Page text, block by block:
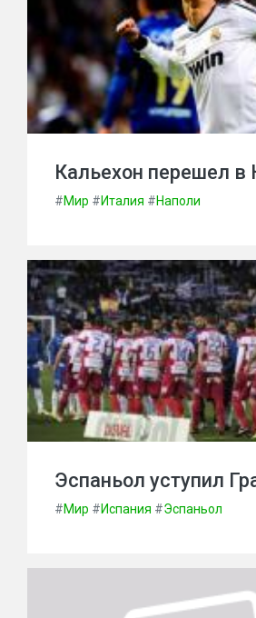
Кальехон перешел в
#Мир #Италия #Наполи
Эспаньол уступил
#Мир #Испания #Эспаньол